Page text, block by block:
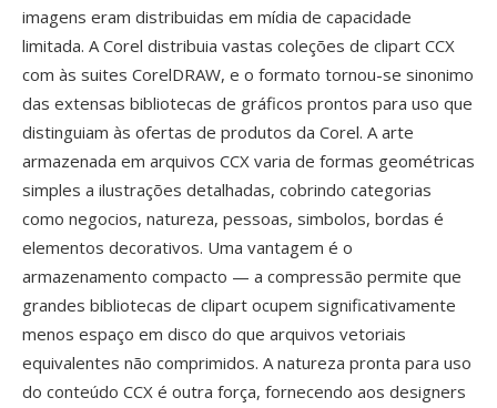
imagens eram distribuidas em mídia de capacidade
limitada. A Corel distribuia vastas coleções de clipart CCX
com às suites CorelDRAW, e o formato tornou-se sinonimo
das extensas bibliotecas de gráficos prontos para uso que
distinguiam às ofertas de produtos da Corel. A arte
armazenada em arquivos CCX varia de formas geométricas
simples a ilustrações detalhadas, cobrindo categorias
como negocios, natureza, pessoas, simbolos, bordas é
elementos decorativos. Uma vantagem é o
armazenamento compacto — a compressão permite que
grandes bibliotecas de clipart ocupem significativamente
menos espaço em disco do que arquivos vetoriais
equivalentes não comprimidos. A natureza pronta para uso
do conteúdo CCX é outra força, fornecendo aos designers